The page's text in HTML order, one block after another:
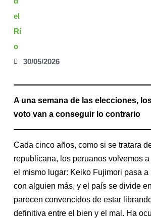
30/05/2026
A una semana de las elecciones,
voto van a conseguir lo contrario
Cada cinco años, como si se tratara
republicana, los peruanos volvemos
el mismo lugar: Keiko Fujimori pasa a
con alguien más, y el país se divide
parecen convencidos de estar
definitiva entre el bien y el mal. Ha